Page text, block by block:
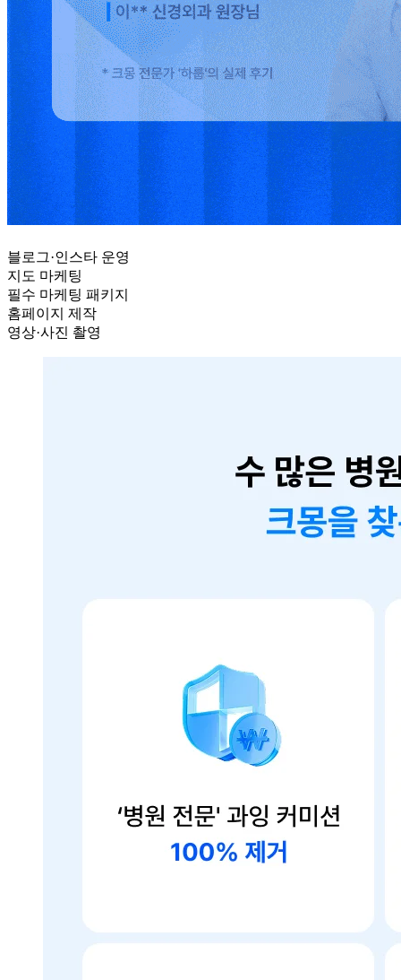
블로그·인스타 운영
지도 마케팅
필수 마케팅 패키지
홈페이지 제작
영상·사진 촬영